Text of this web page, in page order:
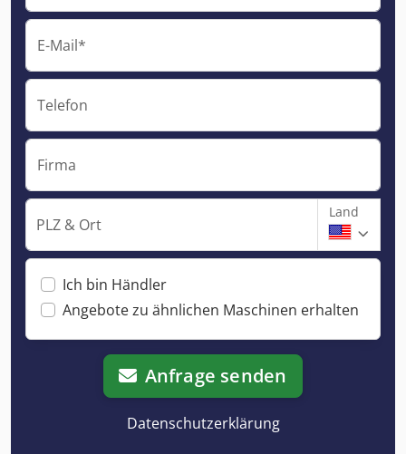
E-Mail*
Telefon
Firma
PLZ & Ort
Land
Ich bin Händler
Angebote zu ähnlichen Maschinen erhalten
Anfrage senden
Datenschutzerklärung